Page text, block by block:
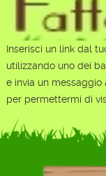
Inserisci un link dal
utilizzando uno dei
e invia un
per permettermi di